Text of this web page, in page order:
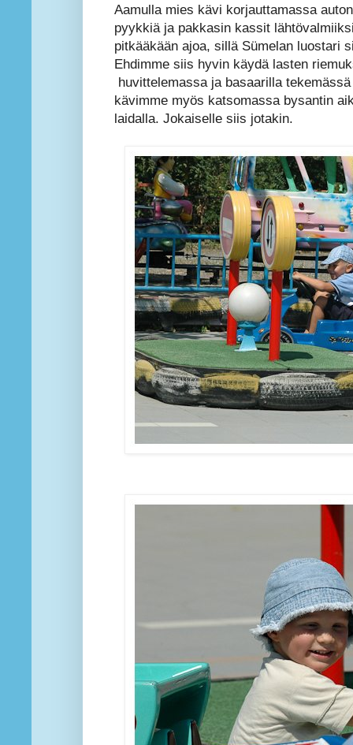
Aamulla mies kävi korjauttamassa
pyykkiä ja pakkasin kassit
pitkääkään ajoa, sillä Sümelan luostari
Ehdimme siis hyvin käydä lasten
huvittelemassa ja basaarilla
kävimme myös katsomassa bysantin
laidalla. Jokaiselle siis jotakin.